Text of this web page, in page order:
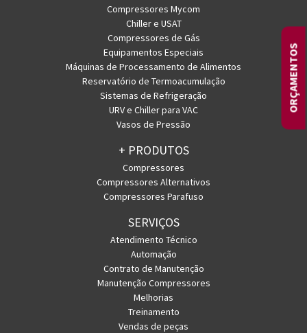
ORÇAMENTOS
Compressores Mycom
Chiller e USAT
Compressores de Gás
Equipamentos Especiais
Máquinas de Processamento de Alimentos
Reservatório de Termoacumulação
Sistemas de Refrigeração
URV e Chiller para VAC
Vasos de Pressão
+ PRODUTOS
Compressores
Compressores Alternativos
Compressores Parafuso
SERVIÇOS
Atendimento Técnico
Automação
Contrato de Manutenção
Manutenção Compressores
Melhorias
Treinamento
Vendas de peças